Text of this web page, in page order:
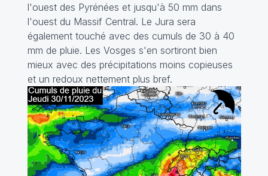
l'ouest des Pyrénées et jusqu'à 50 mm dans
l'ouest du Massif Central. Le Jura sera
également touché avec des cumuls de 30 à 40
mm de pluie. Les Vosges s'en sortiront bien
mieux avec des précipitations moins copieuses
et un redoux nettement plus bref.